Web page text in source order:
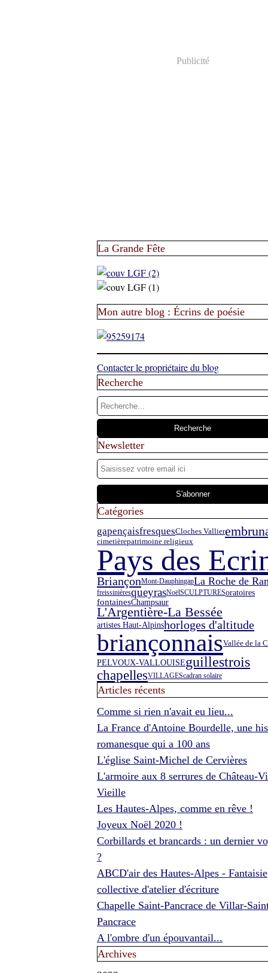
Publicité
La Grande Fête
Mon autre blog : Écrins de poésie
Contacter le propriétaire du blog
Recherche
Newsletter
Catégories
gapençaisfresquesCloches Vallier
cimetièrepatrimoine religieux
Pays des
BriançonMont-DauphingapLa Roche de
freissinièresqueyrasNoëlSCULPTURESoratoires
fontainesChampsaur
L'Argentière-La Bessée
artistes Haut-Alpinshorloges d'altitude
briançonnaisVallée de la
PELVOUX-VALLOUISEguillestrois
chapellesVILLAGEScadran solaire
Articles récents
Comme si rien n'avait eu lieu...
La France d'Antoine Bourdelle, une
romanesque qui a 100 ans
L'église Saint-Michel de Cervières
L'armoire aux 8 serrures de Château-
Vieille
Les Hautes-Alpes, comme en rêve !
Joyeux Noël 2020 !
Corbillards et brancards : un dernier
?
ABCD'air des Hautes-Alpes - Fantaisie
collective d'atelier d'écriture
Chapelle Saint-Pancrace de Villar-
Pancrace
A l'ombre d'un épouvantail...
Archives